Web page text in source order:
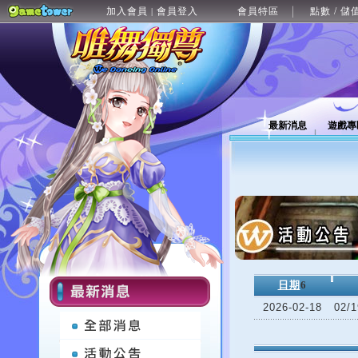
加入會員 | 會員登入 會員特區 點數 / 儲
最新消息 遊戲
日期 6
2026-02-18
02/